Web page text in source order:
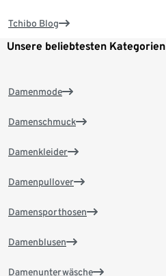
Tchibo Blog
Unsere beliebtesten Kategorien
Damenmode
Damenschmuck
Damenkleider
Damenpullover
Damensporthosen
Damenblusen
Damenunterwäsche